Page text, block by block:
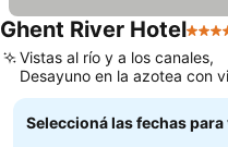
Ghent River Hotel4
Vistas al río y a los canales,
Desayuno en la azotea con
a la ciudad
Seleccioná las fechas